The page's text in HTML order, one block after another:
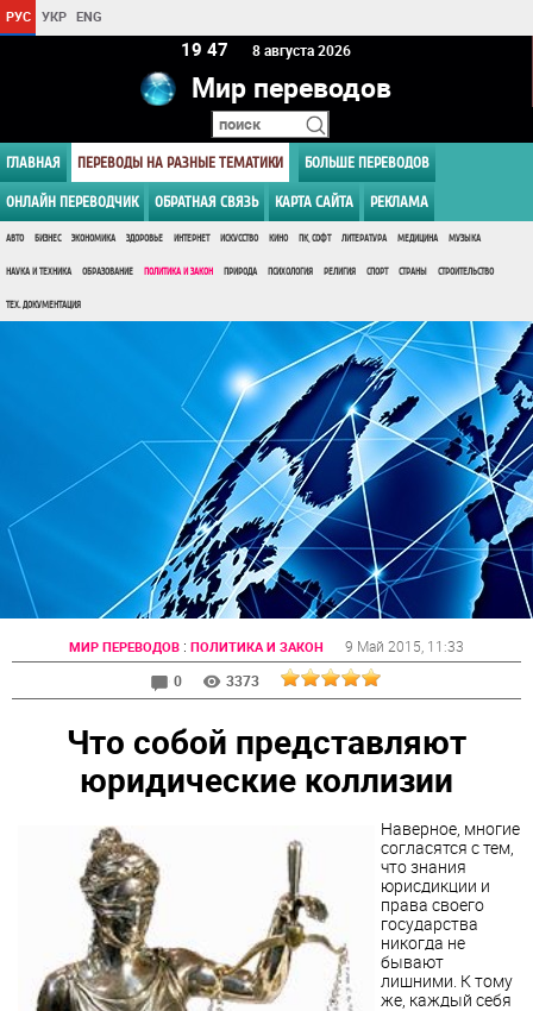
РУС УКР ENG
19:47 8 августа 2026
Мир переводов
ГЛАВНАЯ ПЕРЕВОДЫ НА РАЗНЫЕ ТЕМАТИКИ БОЛЬШЕ ПЕРЕВОДОВ
ОНЛАЙН ПЕРЕВОДЧИК ОБРАТНАЯ СВЯЗЬ КАРТА САЙТА РЕКЛАМА
АВТО БИЗНЕС ЭКОНОМИКА ЗДОРОВЬЕ ИНТЕРНЕТ ИСКУССТВО КИНО ПК, СОФТ ЛИТЕРАТУРА МЕДИЦИНА МУЗЫКА
НАУКА И ТЕХНИКА ОБРАЗОВАНИЕ ПОЛИТИКА И ЗАКОН ПРИРОДА ПСИХОЛОГИЯ РЕЛИГИЯ СПОРТ СТРАНЫ СТРОИТЕЛЬСТВО
ТЕХ. ДОКУМЕНТАЦИЯ
МИР ПЕРЕВОДОВ : ПОЛИТИКА И ЗАКОН 9 Май 2015 , 11:33
0
3373
Что собой представляют
юридические коллизии
Наверное, многие
согласятся с тем,
что знания
юрисдикции и
права своего
государства
никогда не
бывают
лишними. К тому
же, каждый себя